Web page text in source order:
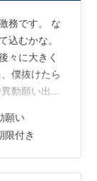
務です。 な
込むかな。
々に大きく
僕抜けたら
動願い出し
に態度は直
銭被害も与
んな状況で
また全国的
願い
限付き